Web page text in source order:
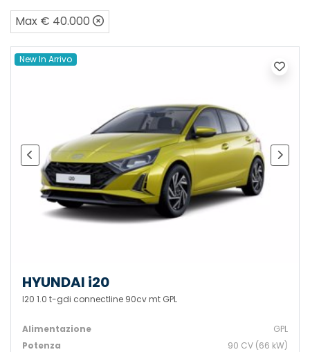
Max € 40.000
New In Arrivo
HYUNDAI i20
I20 1.0 t-gdi connectline 90cv mt GPL
Alimentazione
GPL
Potenza
90 CV (66 kW)